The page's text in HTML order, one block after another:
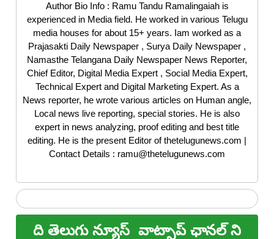
Author Bio Info : Ramu Tandu Ramalingaiah is
experienced in Media field. He worked in various Telugu
media houses for about 15+ years. Iam worked as a
Prajasakti Daily Newspaper , Surya Daily Newspaper ,
Namasthe Telangana Daily Newspaper News Reporter,
Chief Editor, Digital Media Expert , Social Media Expert,
Technical Expert and Digital Marketing Expert. As a
News reporter, he wrote various articles on Human angle,
Local news live reporting, special stories. He is also
expert in news analyzing, proof editing and best title
editing. He is the present Editor of thetelugunews.com |
Contact Details : ramu@thetelugunews.com
ది తెలుగు న్యూస్ వాట్సాప్ ఛానల్ ని